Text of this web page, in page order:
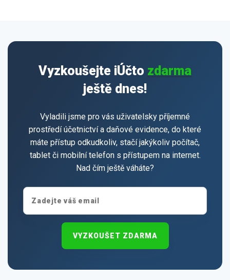
Vyzkoušejte iÚčto zdarma
ještě dnes!
Vyladili jsme pro vás uživatelsky příjemné
prostředí účetnictví a daňové evidence, do které
máte přístup odkudkoliv, stačí jakýkoliv počítač,
tablet či mobilní telefon s přístupem na internet.
Nad čím ještě váháte?
VYZKOUŠET ZDARMA